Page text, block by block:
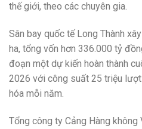
thế giới, theo các chuyên gia.
Sân bay quốc tế Long Thành
ha, tổng vốn hơn 336.000 tỷ
đoạn một dự kiến hoàn thành
2026 với công suất 25 triệu
hóa mỗi năm.
Tổng công ty Cảng Hàng không